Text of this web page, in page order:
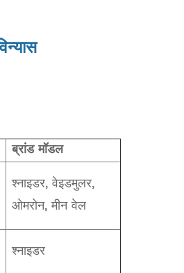
ब्रांड मॉडल
श्नाइडर, वेइडमुलर,
ओमरोन, मीन वेल
श्नाइडर